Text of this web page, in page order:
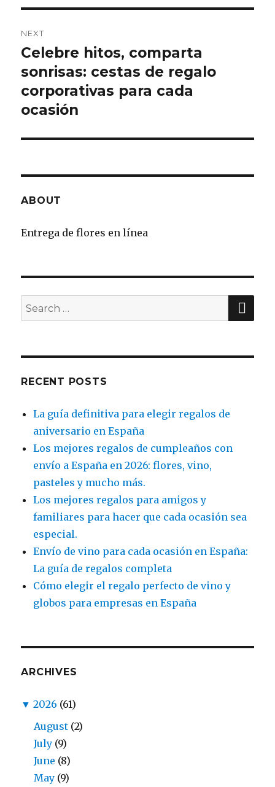
NEXT
Next
post:
Celebre hitos, comparta
sonrisas: cestas de regalo
corporativas para cada
ocasión
ABOUT
Entrega de flores en línea
Search
for:
RECENT POSTS
La guía definitiva para elegir regalos de
aniversario en España
Los mejores regalos de cumpleaños con
envío a España en 2026: flores, vino,
pasteles y mucho más.
Los mejores regalos para amigos y
familiares para hacer que cada ocasión sea
especial.
Envío de vino para cada ocasión en España:
La guía de regalos completa
Cómo elegir el regalo perfecto de vino y
globos para empresas en España
ARCHIVES
▼ 2026 (61)
August (2)
July (9)
June (8)
May (9)